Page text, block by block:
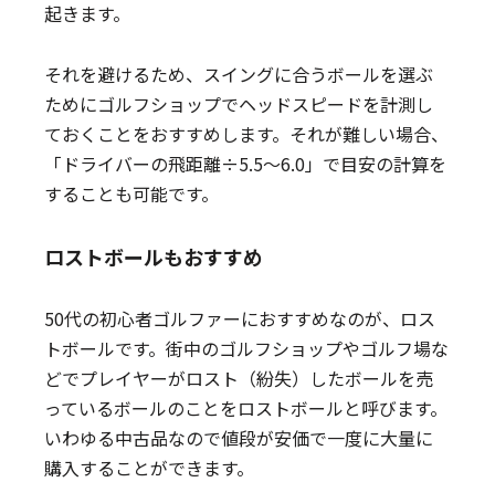
起きます。
それを避けるため、スイングに合うボールを選ぶ
ためにゴルフショップでヘッドスピードを計測し
ておくことをおすすめします。それが難しい場合、
「ドライバーの飛距離÷5.5～6.0」で目安の計算を
することも可能です。
ロストボールもおすすめ
50代の初心者ゴルファーにおすすめなのが、ロス
トボールです。街中のゴルフショップやゴルフ場な
どでプレイヤーがロスト（紛失）したボールを売
っているボールのことをロストボールと呼びます。
いわゆる中古品なので値段が安価で一度に大量に
購入することができます。